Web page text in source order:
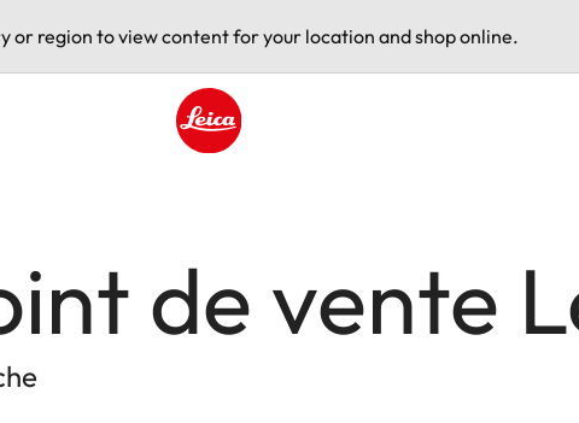
or region to view content for your location and shop online.
de vente